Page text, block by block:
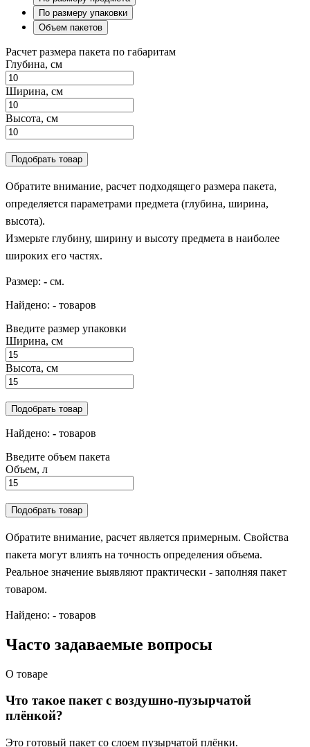
По размеру упаковки
Объем пакетов
Расчет размера пакета по габаритам
Глубина, см
Ширина, см
Высота, см
Подобрать товар
Обратите внимание, расчет подходящего размера пакета,
определяется параметрами предмета (глубина, ширина,
высота).
Измерьте глубину, ширину и высоту предмета в наиболее
широких его частях.
Размер: - см.
Найдено: - товаров
Введите размер упаковки
Ширина, см
Высота, см
Подобрать товар
Найдено: - товаров
Введите объем пакета
Объем, л
Подобрать товар
Обратите внимание, расчет является примерным. Свойства
пакета могут влиять на точность определения объема.
Реальное значение выявляют практически - заполняя пакет
товаром.
Найдено: - товаров
Часто задаваемые вопросы
О товаре
Что такое пакет с воздушно-пузырчатой
плёнкой?
Это готовый пакет со слоем пузырчатой плёнки.